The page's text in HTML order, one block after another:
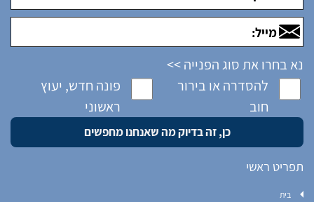
נא בחרו את סוג הפנייה >>
להסדרה או בירור
חוב
פונה חדש, יעוץ
ראשוני
תפריט ראשי
בית